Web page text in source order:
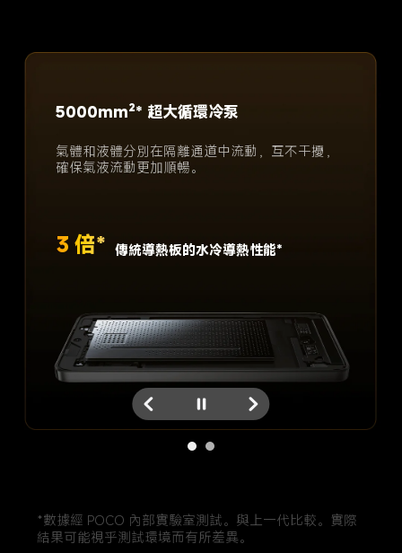
極致纖薄 3D IceLoop 系統
POCO X7 Pro 引入 POCO 3D IceLoop 系統。
此系統不僅能分隔蒸氣和液體，我們還為處理
*數據經 POCO 內部實驗室測試。與上一代比較。實際
結果可能視乎測試環境而有所差異。